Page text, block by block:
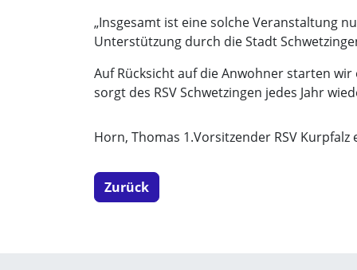
„Insgesamt ist eine solche Veranstaltung
Unterstützung durch die Stadt
Auf Rücksicht auf die Anwohner starten
sorgt des RSV Schwetzingen jedes Jahr
Horn, Thomas 1.Vorsitzender RSV Kurpfalz
Zurück